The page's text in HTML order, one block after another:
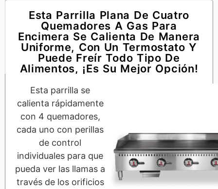
Esta Parrilla Plana De Cuatro
Quemadores A Gas Para
Encimera Se Calienta De Manera
Uniforme, Con Un Termostato Y
Puede Freír Todo Tipo De
Alimentos, ¡es Su Mejor Opción!
Esta parrilla se
calienta rápidamente
con 4 quemadores,
cada uno con perillas
de control
individuales para que
pueda ver las llamas a
través de los orificios